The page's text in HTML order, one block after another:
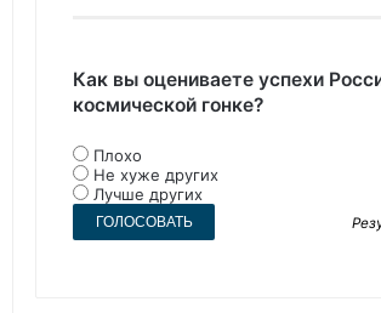
Как вы оцениваете успехи
космической гонке?
Плохо
Не хуже других
Лучше других